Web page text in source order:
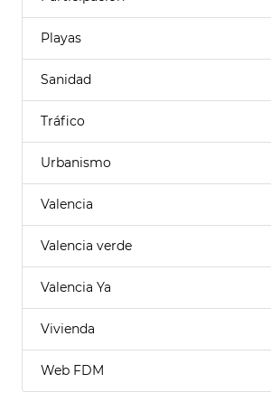
Playas
Sanidad
Tráfico
Urbanismo
Valencia
Valencia verde
Valencia Ya
Vivienda
Web FDM